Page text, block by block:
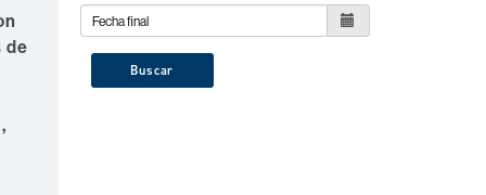
de
Buscar